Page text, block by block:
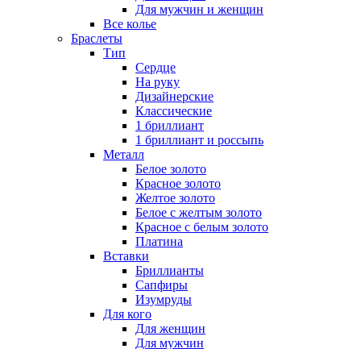
Для мужчин и женщин
Все колье
Браслеты
Тип
Сердце
На руку
Дизайнерские
Классические
1 бриллиант
1 бриллиант и россыпь
Металл
Белое золото
Красное золото
Желтое золото
Белое с желтым золото
Красное с белым золото
Платина
Вставки
Бриллианты
Сапфиры
Изумруды
Для кого
Для женщин
Для мужчин